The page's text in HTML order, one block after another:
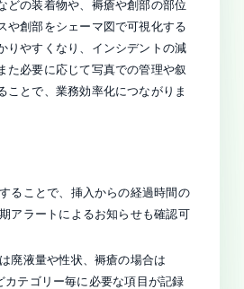
どの装着物や、褥瘡や創部の部位
や創部をシェーマ図で可視化する
りやすくなり、インシデントの減
た必要に応じて写真での管理や叙
ことで、業務効率化につながりま
ることで、挿入からの経過時間の
アラートによるお知らせも確認可
廃液量や性状、褥瘡の場合は
カテゴリー毎に必要な項目が記録